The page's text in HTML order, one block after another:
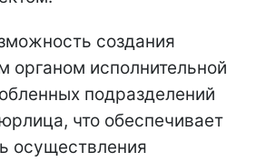
создания
органом исполнительной
подразделений
что обеспечивает
осуществления